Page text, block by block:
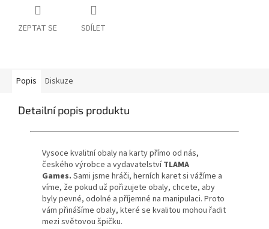
ZEPTAT SE SDÍLET
Popis Diskuze
Detailní popis produktu
Vysoce kvalitní obaly na karty přímo od nás,
českého výrobce a vydavatelství TLAMA
Games. Sami jsme hráči, herních karet si vážíme a
víme, že pokud už pořizujete obaly, chcete, aby
byly pevné, odolné a příjemné na manipulaci. Proto
vám přinášíme obaly, které se kvalitou mohou řadit
mezi světovou špičku.